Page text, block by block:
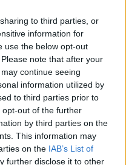
to third parties, or
information for
use the below opt-out
note that after your
continue seeing
information utilized by
to third parties prior to
out of the further
by third parties on the
This information may
on the IAB’s List of
further disclose it to other
Σέρβο όταν
αεροπλάνου
του ιού του
στην Αττική
Σύλλογο
της δημόσιας
Άλιμο –
Λονδίνο βίαζε
– Είχε